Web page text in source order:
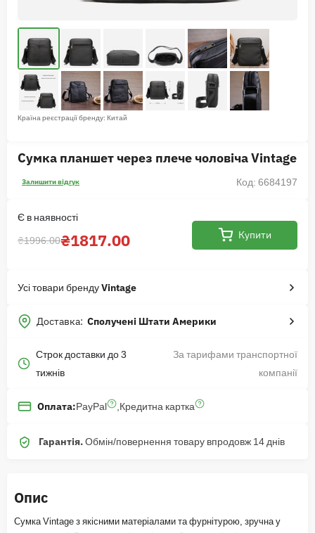
Країна реєстрації бренду: Китай
Сумка планшет через плече чоловіча Vintage
Залишити відгук Код: 6684197
Є в наявності
₴1996.00₴1817.00 Купити
Усі товари брендуVintage
Доставка: Сполучені Штати Америки
Строк доставки до 3
тижнів
За тарифами транспортної
компанії
Оплата:PayPal Кредитна картка
Гарантія.Обмін/повернення товару впродовж 14 днів
Опис
Сумка Vintage з якісними матеріалами та фурнітурою, зручна у